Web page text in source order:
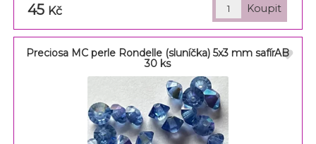
45 Kč
Preciosa MC perle Rondelle (sluníčka) 5x3 mm safírAB
30 ks